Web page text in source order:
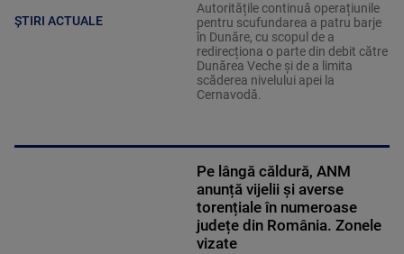
ȘTIRI ACTUALE
Autoritățile continuă operațiunile
pentru scufundarea a patru barje
în Dunăre, cu scopul de a
redirecționa o parte din debit către
Dunărea Veche și de a limita
scăderea nivelului apei la
Cernavodă.
Pe lângă căldură, ANM
anunță vijelii și averse
torențiale în numeroase
județe din România. Zonele
vizate